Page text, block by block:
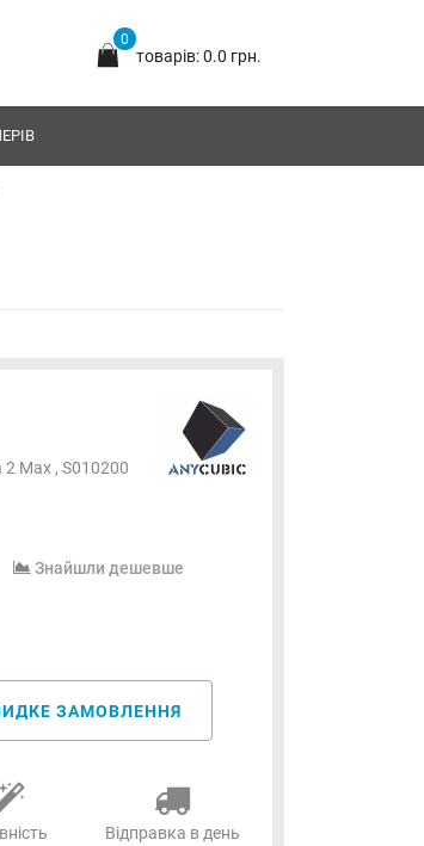
0
товарів: 0.0 грн.
Max , S010200
Знайшли дешевше
ЗАМОВЛЕННЯ
Відправка в день